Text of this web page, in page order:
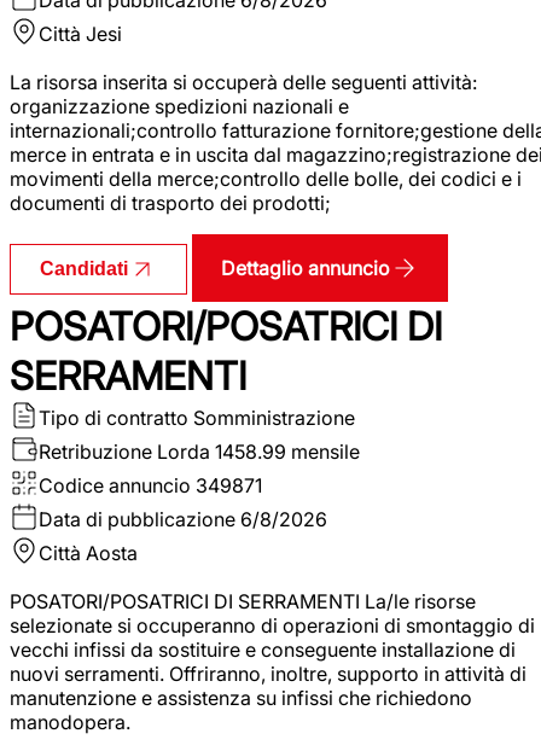
Città Jesi
La risorsa inserita si occuperà delle seguenti attività:
organizzazione spedizioni nazionali e
internazionali;controllo fatturazione fornitore;gestione
merce in entrata e in uscita dal magazzino;registrazione
movimenti della merce;controllo delle bolle, dei codici e i
documenti di trasporto dei prodotti;
Candidati Dettaglio annuncio
POSATORI/POSATRICI DI
SERRAMENTI
Tipo di contratto Somministrazione
Retribuzione Lorda 1458.99 mensile
Codice annuncio 349871
Data di pubblicazione 6/8/2026
Città Aosta
POSATORI/POSATRICI DI SERRAMENTI La/le risorse
selezionate si occuperanno di operazioni di smontaggio di
vecchi infissi da sostituire e conseguente installazione di
nuovi serramenti. Offriranno, inoltre, supporto in attività di
manutenzione e assistenza su infissi che richiedono
manodopera.